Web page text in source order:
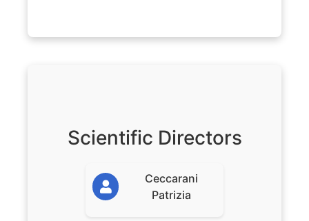
Scientific Directors
Ceccarani
Patrizia